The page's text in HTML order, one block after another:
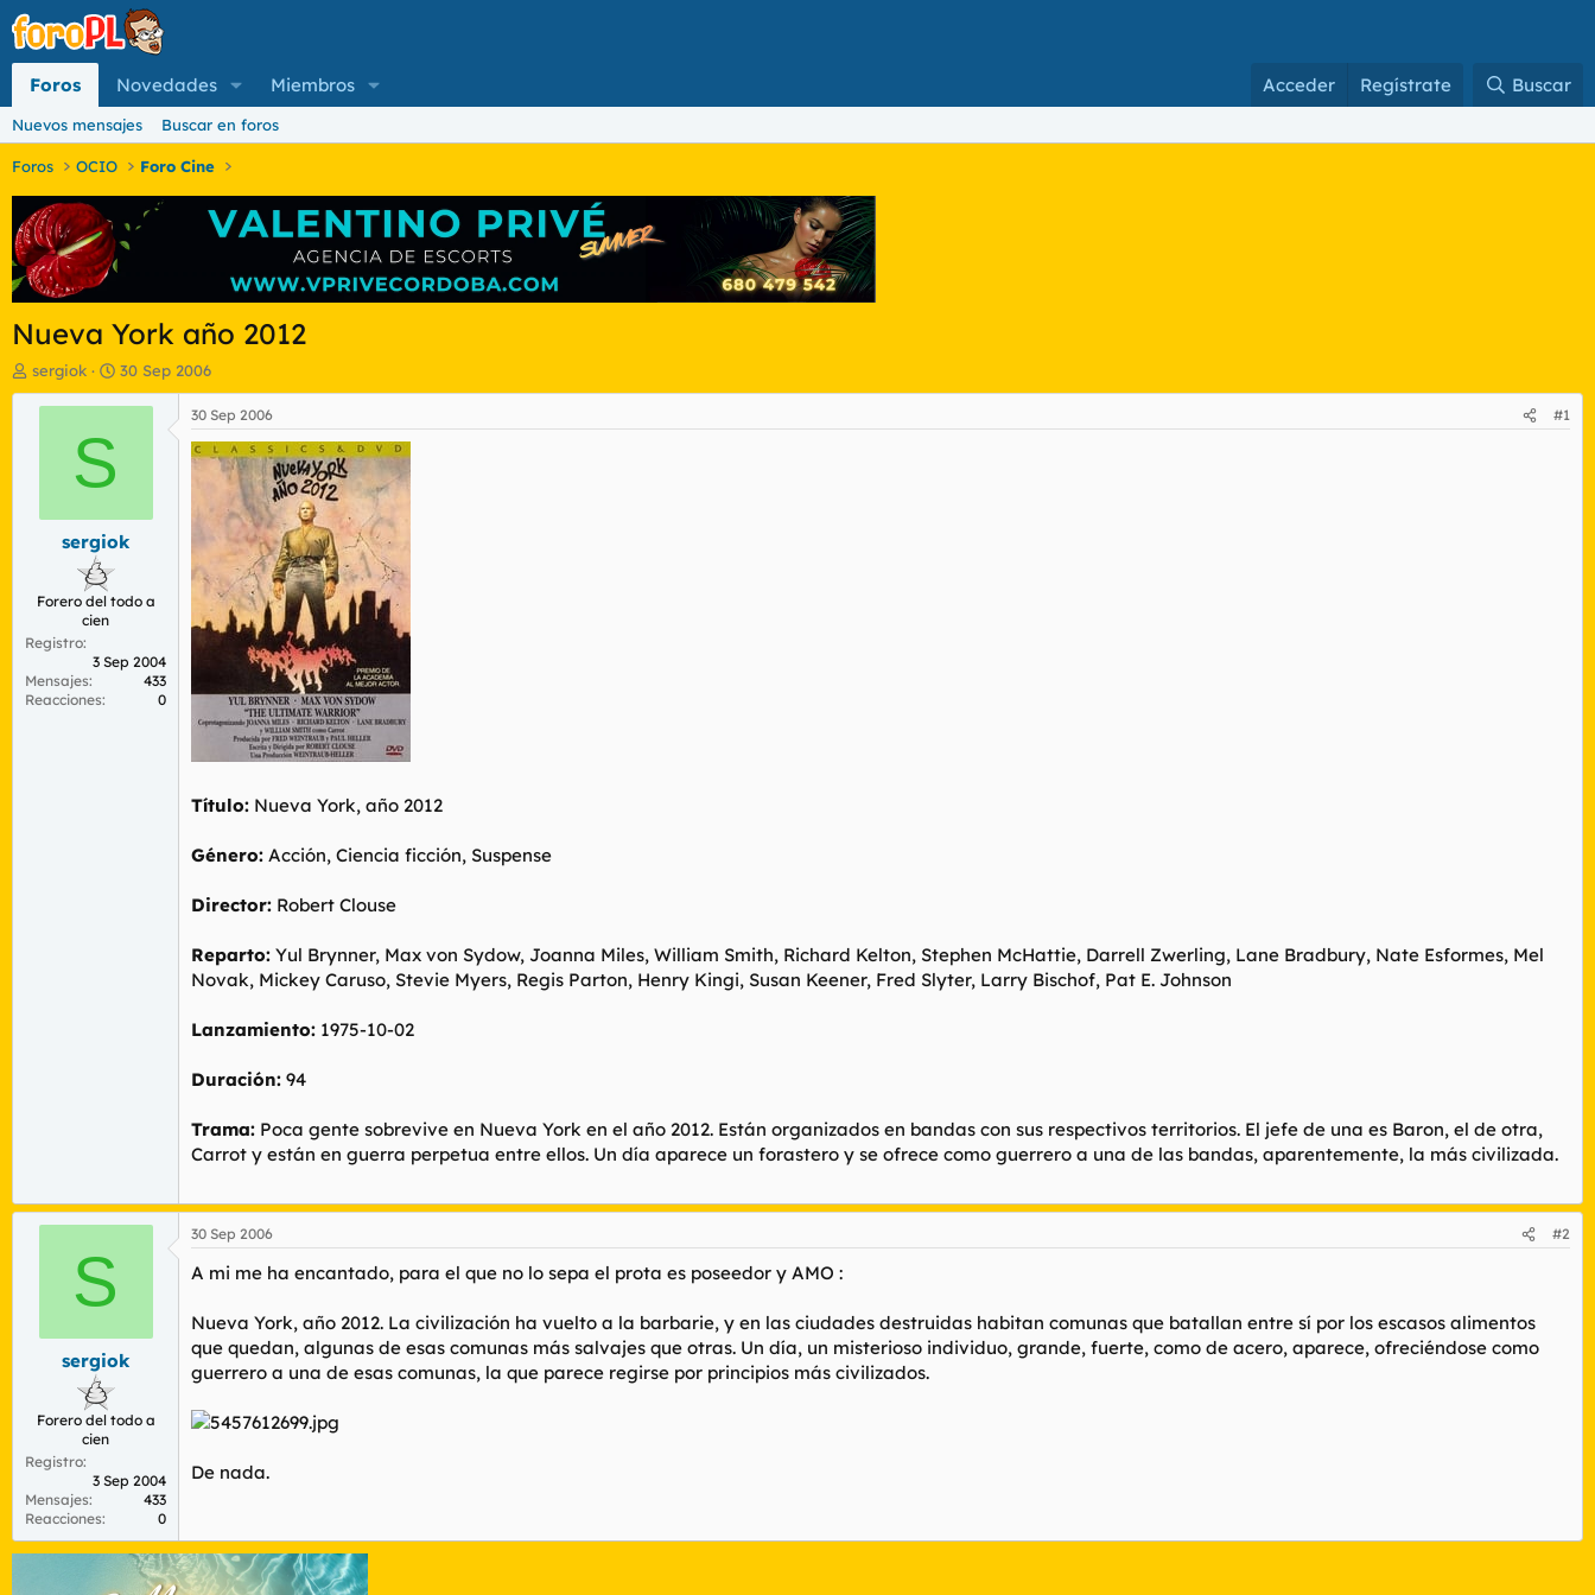
Foros Novedades Miembros Acceder Regístrate Buscar
Nuevos mensajes Buscar en foros
Foros OCIO Foro Cine
Nueva York año 2012
I
n
o
e
a
sergiok
F
e
c
i
n
i
30 Sep 2006
S
sergiok
Forero del todo a
cien
Registro
3 Sep 2004
Mensajes
433
Reacciones
0
30 Sep 2006 #1
Título: Nueva York, año 2012
Género: Acción, Ciencia ficción, Suspense
Director: Robert Clouse
Reparto: Yul Brynner, Max von Sydow, Joanna Miles, William Smith, Richard Kelton, Stephen McHattie, Darrell Zwerling, Lane Bradbury, Nate Esformes, Mel
Novak, Mickey Caruso, Stevie Myers, Regis Parton, Henry Kingi, Susan Keener, Fred Slyter, Larry Bischof, Pat E. Johnson
Lanzamiento: 1975-10-02
Duración: 94
Trama: Poca gente sobrevive en Nueva York en el año 2012. Están organizados en bandas con sus respectivos territorios. El jefe de una es Baron, el de otra,
Carrot y están en guerra perpetua entre ellos. Un día aparece un forastero y se ofrece como guerrero a una de las bandas, aparentemente, la más civilizada.
S
sergiok
Forero del todo a
cien
Registro
3 Sep 2004
Mensajes
433
Reacciones
0
30 Sep 2006 #2
A mi me ha encantado, para el que no lo sepa el prota es poseedor y AMO :
Nueva York, año 2012. La civilización ha vuelto a la barbarie, y en las ciudades destruidas habitan comunas que batallan entre sí por los escasos alimentos
que quedan, algunas de esas comunas más salvajes que otras. Un día, un misterioso individuo, grande, fuerte, como de acero, aparece, ofreciéndose como
guerrero a una de esas comunas, la que parece regirse por principios más civilizados.
De nada.